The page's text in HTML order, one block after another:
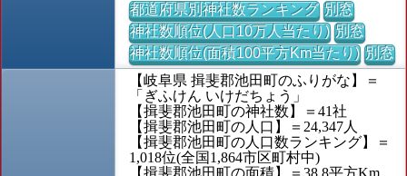
都道府県別神社数ランキング 別窓
神社数順位(人口10万人当たり) 別窓
神社数順位(面積100平方Km当たり) 別窓
【岐阜県 揖斐郡池田町のふりがな】＝
「ぎふけん いけだちょう」
【揖斐郡池田町の神社数】＝41社
【揖斐郡池田町の人口】＝24,347人
【揖斐郡池田町の人口数ランキング】＝
1,018位(全国1,864市区町村中)
【揖斐郡池田町の面積】＝38.8平方Km